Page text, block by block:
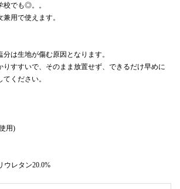
校でも◎。。
用で使えます。
は生地が傷む原因となります。
りすすいで、そのまま放置せず、できるだけ早めに
ください。
用)
ウレタン20.0%